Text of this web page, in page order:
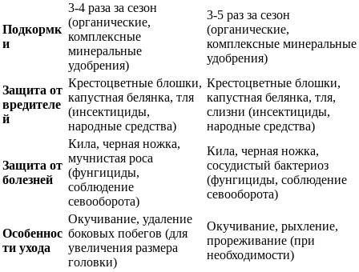
Подкормк
и
3-4 раза за сезон
(органические,
комплексные
минеральные
удобрения)
3-5 раз за сезон
(органические,
комплексные минеральные
удобрения)
Защита от
вредителе
й
Крестоцветные блошки,
капустная белянка, тля
(инсектициды,
народные средства)
Крестоцветные блошки,
капустная белянка, тля,
слизни (инсектициды,
народные средства)
Защита от
болезней
Кила, черная ножка,
мучнистая роса
(фунгициды,
соблюдение
севооборота)
Кила, черная ножка,
сосудистый бактериоз
(фунгициды, соблюдение
севооборота)
Особеннос
ти ухода
Окучивание, удаление
боковых побегов (для
увеличения размера
головки)
Окучивание, рыхление,
прореживание (при
необходимости)